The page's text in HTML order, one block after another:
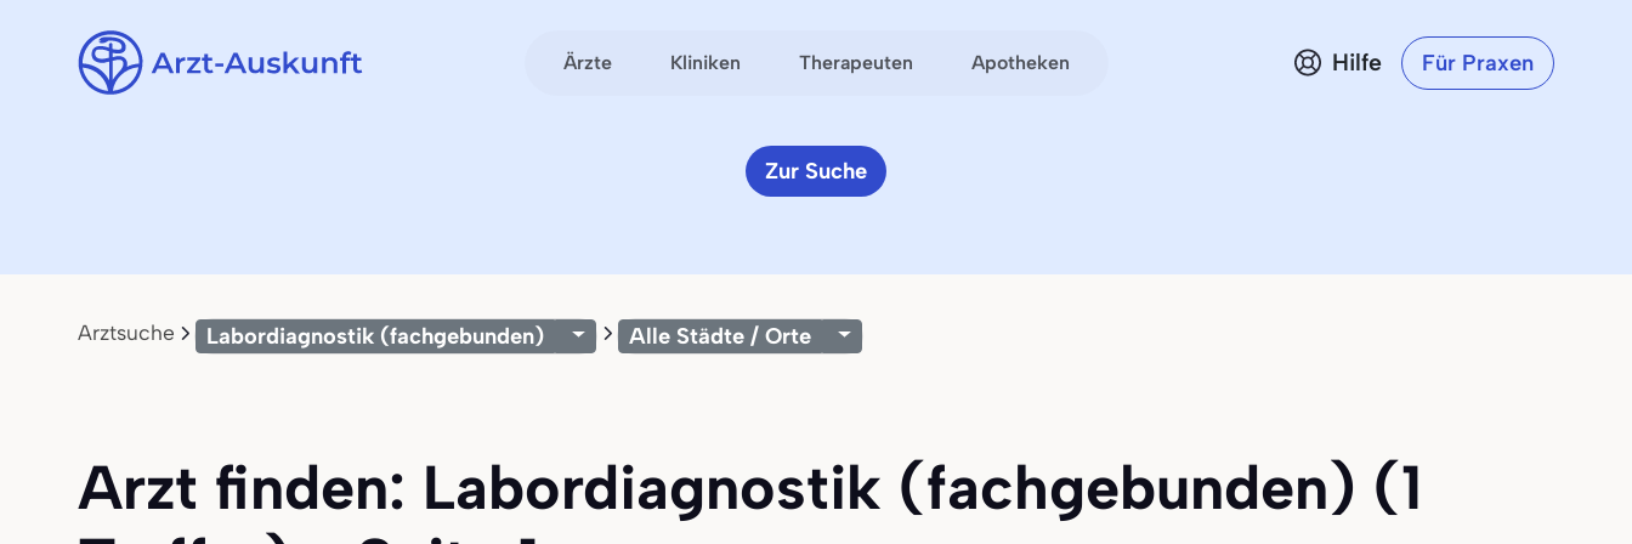
Ärzte Kliniken Therapeuten Apotheken Hilfe Für Praxen
Zur Suche
Arztsuche Labordiagnostik (fachgebunden) Alle Städte / Orte
Arzt finden: Labordiagnostik (fachgebunden) (1